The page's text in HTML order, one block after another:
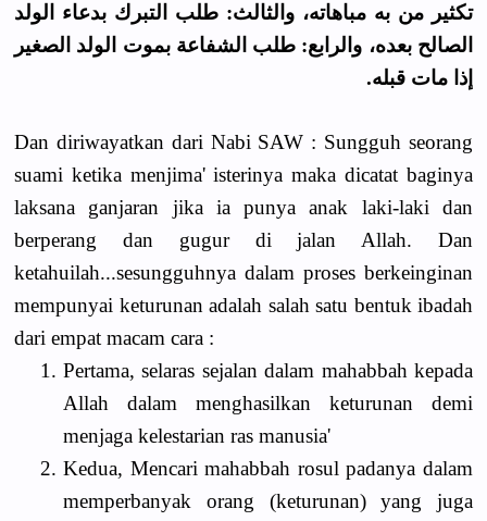
تكثير من به مباهاته، والثالث: طلب التبرك بدعاء الولد
الصالح بعده، والرابع: طلب الشفاعة بموت الولد الصغير
إذا مات قبله.
Dan diriwayatkan dari Nabi SAW : Sungguh seorang
suami ketika menjima' isterinya maka dicatat baginya
laksana ganjaran jika ia punya anak laki-laki dan
berperang dan gugur di jalan Allah. Dan
ketahuilah...sesungguhnya dalam proses berkeinginan
mempunyai keturunan adalah salah satu bentuk ibadah
dari empat macam cara :
1. Pertama, selaras sejalan dalam mahabbah kepada
Allah dalam menghasilkan keturunan demi
menjaga kelestarian ras manusia'
2. Kedua, Mencari mahabbah rosul padanya dalam
memperbanyak orang (keturunan) yang juga